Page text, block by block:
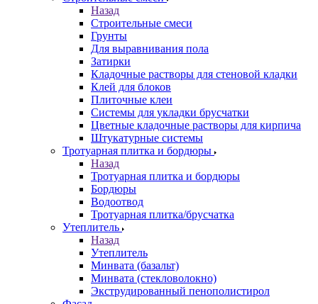
Назад
Строительные смеси
Грунты
Для выравнивания пола
Затирки
Кладочные растворы для стеновой кладки
Клей для блоков
Плиточные клеи
Системы для укладки брусчатки
Цветные кладочные растворы для кирпича
Штукатурные системы
Тротуарная плитка и бордюры
Назад
Тротуарная плитка и бордюры
Бордюры
Водоотвод
Тротуарная плитка/брусчатка
Утеплитель
Назад
Утеплитель
Минвата (базальт)
Минвата (стекловолокно)
Экструдированный пенополистирол